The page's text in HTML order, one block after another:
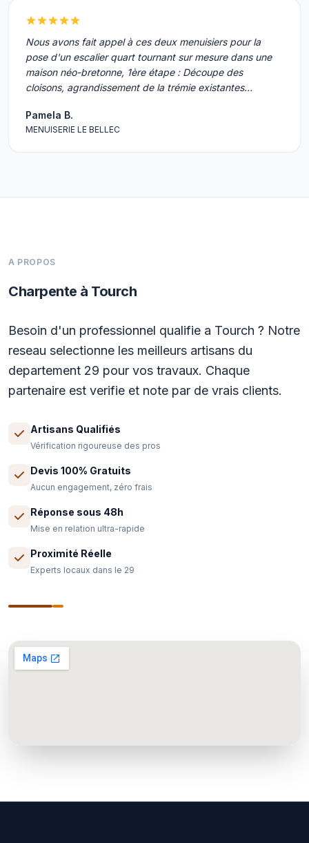
Nous avons fait appel à ces deux menuisiers pour la
pose d'un escalier quart tournant sur mesure dans une
maison néo-bretonne, 1ère étape : Découpe des
cloisons, agrandissement de la trémie existantes…
Pamela B.
MENUISERIE LE BELLEC
A PROPOS
Charpente à Tourch
Besoin d'un professionnel qualifie a Tourch ? Notre
reseau selectionne les meilleurs artisans du
departement 29 pour vos travaux. Chaque
partenaire est verifie et note par de vrais clients.
Artisans Qualifiés
Vérification rigoureuse des pros
Devis 100% Gratuits
Aucun engagement, zéro frais
Réponse sous 48h
Mise en relation ultra-rapide
Proximité Réelle
Experts locaux dans le 29